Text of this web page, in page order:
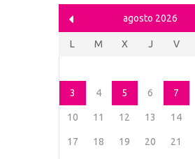
agosto 2026
L M X J V
3 4 5 6 7
10 11 12 13 14
17 18 19 20 21